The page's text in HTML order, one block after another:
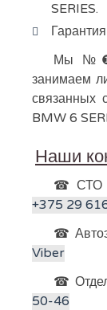
SERIES.
Мы №❶
занимаем
связанных
BMW 6
Наши
☎ СТО ≈
+375 29
☎
Viber
☎
50-46